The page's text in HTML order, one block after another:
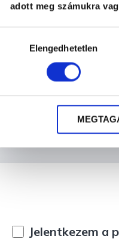
adott meg számukra
kiválasztásaElengedhetetlen
Jelentkezem a